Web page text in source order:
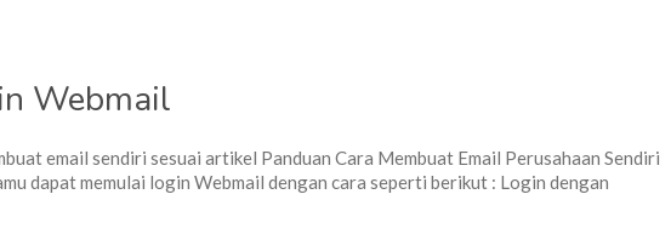
Webmail
email sendiri sesuai artikel Panduan Cara Membuat Email Perusahaan Sendiri
dapat memulai login Webmail dengan cara seperti berikut : Login dengan